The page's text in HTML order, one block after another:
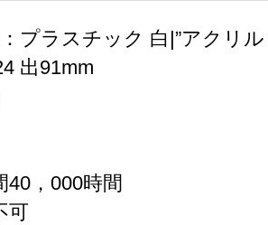
プラスチック 白|”アクリル
出91mm
40，000時間
可